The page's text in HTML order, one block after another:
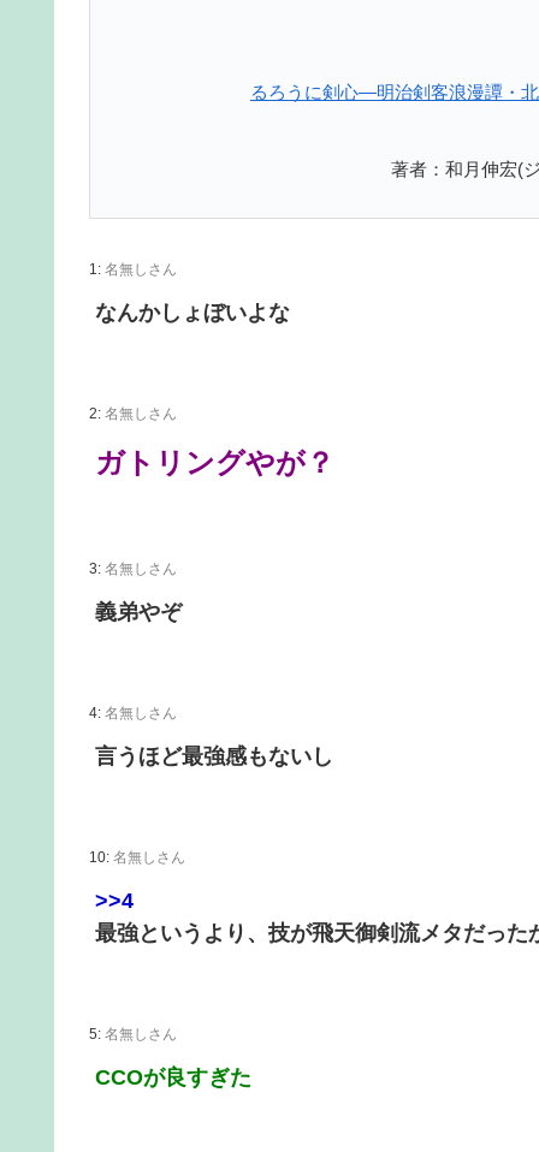
るろうに剣心―明治剣客浪漫譚・
著者：和月伸宏(
1: 名無しさん
なんかしょぼいよな
2: 名無しさん
ガトリングやが？
3: 名無しさん
義弟やぞ
4: 名無しさん
言うほど最強感もないし
10: 名無しさん
>>4
最強というより、技が飛天御剣流メタだった
5: 名無しさん
CCOが良すぎた